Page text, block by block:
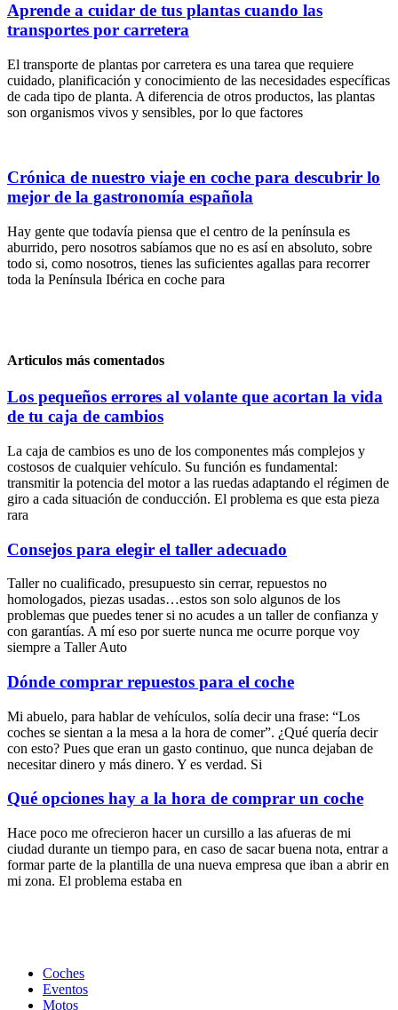
Aprende a cuidar de tus plantas cuando las
transportes por carretera
El transporte de plantas por carretera es una tarea que requiere
cuidado, planificación y conocimiento de las necesidades específicas
de cada tipo de planta. A diferencia de otros productos, las plantas
son organismos vivos y sensibles, por lo que factores
Crónica de nuestro viaje en coche para descubrir lo
mejor de la gastronomía española
Hay gente que todavía piensa que el centro de la península es
aburrido, pero nosotros sabíamos que no es así en absoluto, sobre
todo si, como nosotros, tienes las suficientes agallas para recorrer
toda la Península Ibérica en coche para
Articulos más comentados
Los pequeños errores al volante que acortan la vida
de tu caja de cambios
La caja de cambios es uno de los componentes más complejos y
costosos de cualquier vehículo. Su función es fundamental:
transmitir la potencia del motor a las ruedas adaptando el régimen de
giro a cada situación de conducción. El problema es que esta pieza
rara
Consejos para elegir el taller adecuado
Taller no cualificado, presupuesto sin cerrar, repuestos no
homologados, piezas usadas…estos son solo algunos de los
problemas que puedes tener si no acudes a un taller de confianza y
con garantías. A mí eso por suerte nunca me ocurre porque voy
siempre a Taller Auto
Dónde comprar repuestos para el coche
Mi abuelo, para hablar de vehículos, solía decir una frase: “Los
coches se sientan a la mesa a la hora de comer”. ¿Qué quería decir
con esto? Pues que eran un gasto continuo, que nunca dejaban de
necesitar dinero y más dinero. Y es verdad. Si
Qué opciones hay a la hora de comprar un coche
Hace poco me ofrecieron hacer un cursillo a las afueras de mi
ciudad durante un tiempo para, en caso de sacar buena nota, entrar a
formar parte de la plantilla de una nueva empresa que iban a abrir en
mi zona. El problema estaba en
Coches
Eventos
Motos